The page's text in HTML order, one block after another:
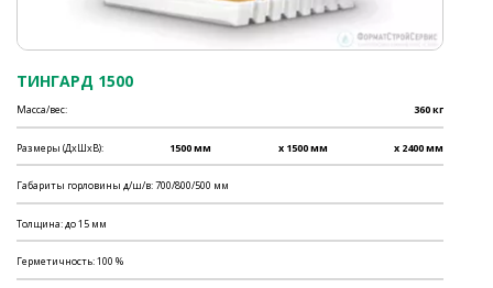
ТИНГАРД 1500
Масса/вес: 360 кг
Размеры (ДхШхВ): 1500 мм x 1500 мм x 2400 мм
Габариты горловины д/ш/в: 700/800/500 мм
Толщина: до 15 мм
Герметичность: 100 %